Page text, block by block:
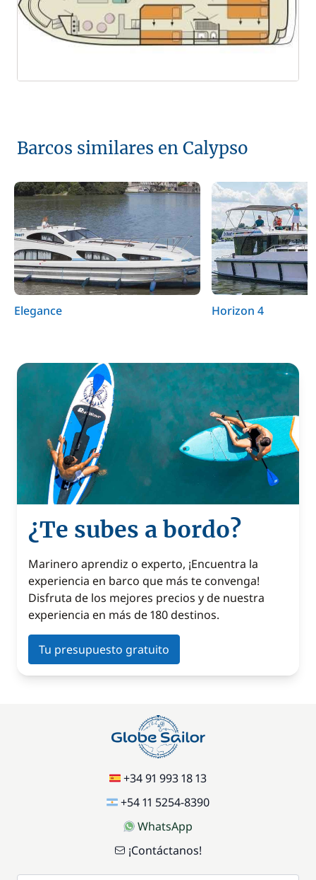
Barcos similares en Calypso
Elegance Horizon 4
¿Te subes a bordo?
Marinero aprendiz o experto, ¡Encuentra la
experiencia en barco que más te convenga!
Disfruta de los mejores precios y de nuestra
experiencia en más de 180 destinos.
Tu presupuesto gratuito
+34 91 993 18 13
+54 11 5254-8390
WhatsApp
¡Contáctanos!